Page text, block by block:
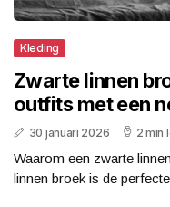
Kleding
Zwarte linnen
outfits met een
30 januari 2026 2 min
Waarom een zwarte
linnen broek is de